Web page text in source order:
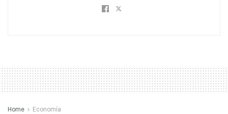
Home Economía